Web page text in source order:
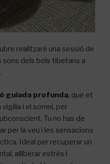
realitzaré una sessió de
sons dels bols tibetans a
guiada profunda, que et
i el somni, per
Tu no has de
per la veu i les sensacions
Ideal per recuperar un
alliberar estrés i